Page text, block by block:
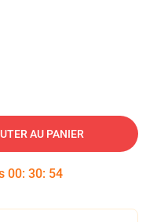
AU PANIER
00: 30: 53